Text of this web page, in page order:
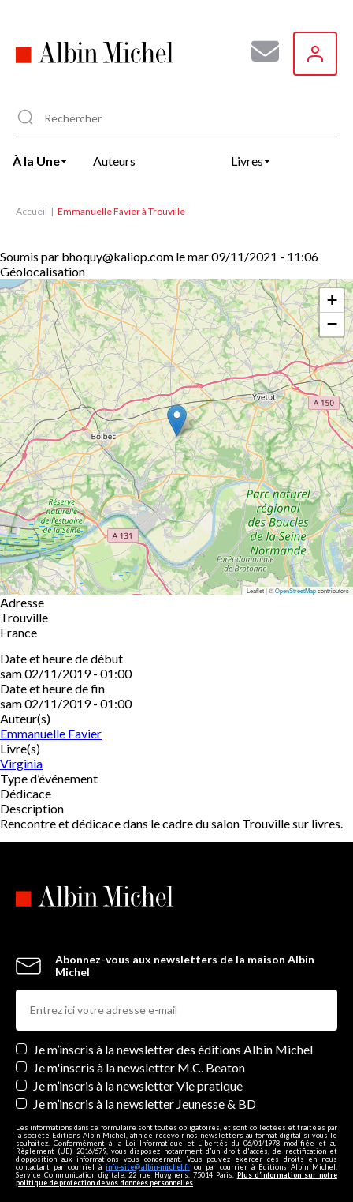
principal
À la Une Auteurs Livres
Accueil Emmanuelle Favier à Trouville
Soumis par bhoquy@kaliop.com lemar 09/11/2021 - 11:06
Géolocalisation
+
−
Leaflet | ©OpenStreetMapcontributors
Adresse
Trouville
France
Date et heure de début
sam 02/11/2019 - 01:00
Date et heure de fin
sam 02/11/2019 - 01:00
Auteur(s)
Emmanuelle Favier
Livre(s)
Virginia
Type d’événement
Dédicace
Description
Rencontre et dédicace dans le cadre du salon Trouville sur livres.
Abonnez-vous aux newsletters de la maison Albin
Michel
Newsletters
Je m’inscris à la newsletter des éditions Albin Michel
Je m'inscris à la newsletter M.C. Beaton
Je m’inscris à la newsletter Vie pratique
Je m’inscris à la newsletter Jeunesse & BD
Les informations dans ce formulaire sont toutes obligatoires, et sont collectées et traitées par
la société Editions Albin Michel, afin de recevoir nos newsletters au format digital si vous le
souhaitez. Conformément à la Loi Informatique et Libertés du 06/01/1978 modifiée et au
Règlement (UE) 2016/679, vous disposez notamment d'un droit d'accès, de rectification et
d’opposition aux informations vous concernant. Vous pouvez exercer ces droits en nous
contactant par courriel à info-site@albin-michel.fr ou par courrier à Editions Albin Michel,
Service Communication digitale, 22 rue Huyghens, 75014 Paris. Plus d’information sur notre
politique de protection de vos données personnelles